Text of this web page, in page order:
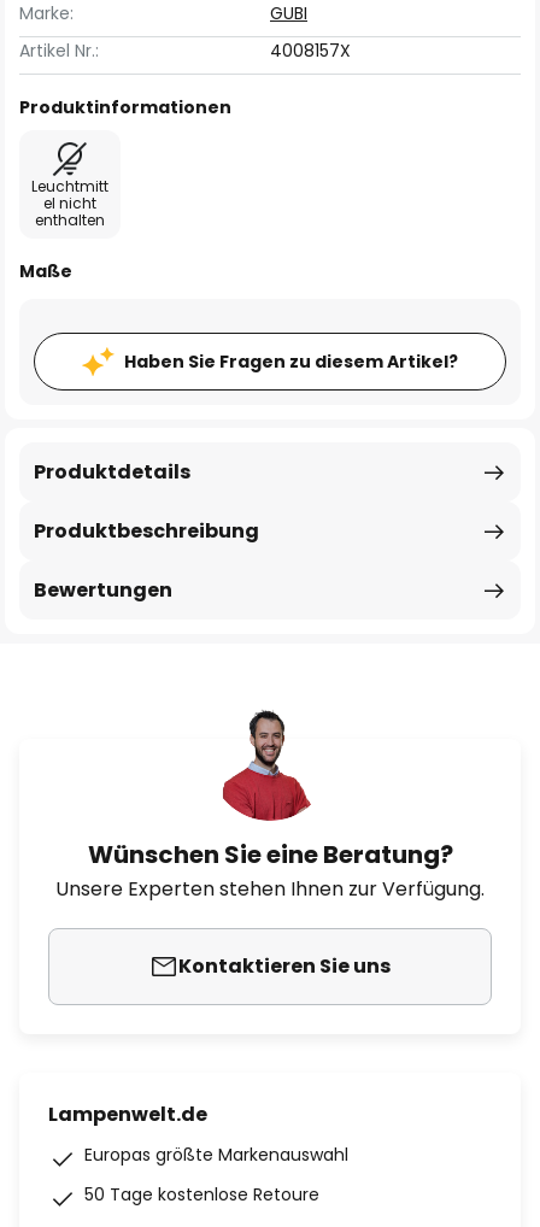
Marke:
GUBI
Artikel Nr.:
4008157X
Produktinformationen
Leuchtmitt
el nicht
enthalten
Maße
Haben Sie Fragen zu diesem Artikel?
Produktbeschreibung
Produktdetails
Bewertungen
Wünschen Sie eine Beratung?
Unsere Experten stehen Ihnen zur Verfügung.
Kontaktieren Sie uns
Lampenwelt.de
Europas größte Markenauswahl
50 Tage kostenlose Retoure